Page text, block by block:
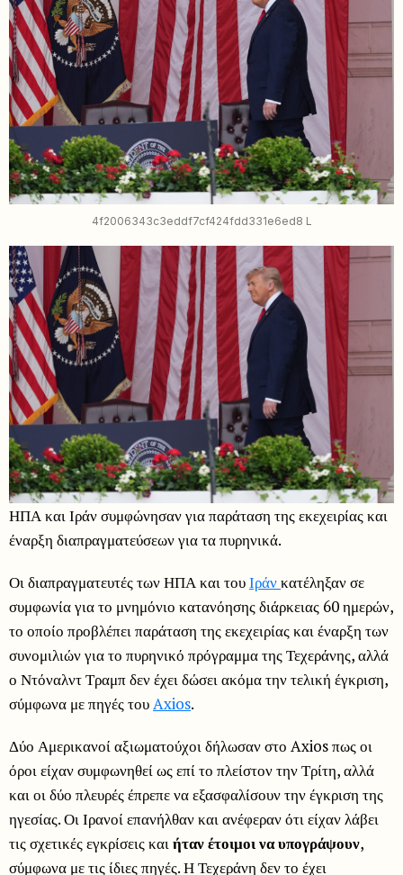
4f2006343c3eddf7cf424fdd331e6ed8 L
ΗΠΑ και Ιράν συμφώνησαν για παράταση της εκεχειρίας και
έναρξη διαπραγματεύσεων για τα πυρηνικά.
Οι διαπραγματευτές των ΗΠΑ και τουΙράνκατέληξαν σε
συμφωνία για το μνημόνιο κατανόησης διάρκειας 60 ημερών,
το οποίο προβλέπει παράταση της εκεχειρίας και έναρξη των
συνομιλιών για το πυρηνικό πρόγραμμα της Τεχεράνης, αλλά
ο Ντόναλντ Τραμπ δεν έχει δώσει ακόμα την τελική έγκριση,
σύμφωνα με πηγές τουAxios.
Δύο Αμερικανοί αξιωματούχοι δήλωσαν στο Axios πως οι
όροι είχαν συμφωνηθεί ως επί το πλείστον την Τρίτη, αλλά
και οι δύο πλευρές έπρεπε να εξασφαλίσουν την έγκριση της
ηγεσίας. Οι Ιρανοί επανήλθαν και ανέφεραν ότι είχαν λάβει
τις σχετικές εγκρίσεις καιήταν έτοιμοι να υπογράψουν,
σύμφωνα με τις ίδιες πηγές. Η Τεχεράνη δεν το έχει